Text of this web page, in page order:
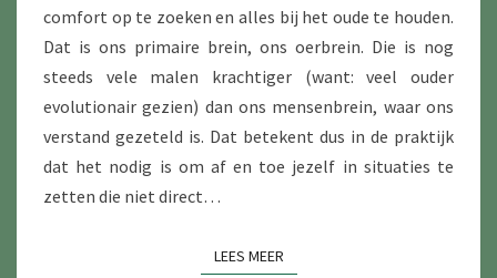
comfort op te zoeken en alles bij het oude te houden.
Dat is ons primaire brein, ons oerbrein. Die is nog
steeds vele malen krachtiger (want: veel ouder
evolutionair gezien) dan ons mensenbrein, waar ons
verstand gezeteld is. Dat betekent dus in de praktijk
dat het nodig is om af en toe jezelf in situaties te
zetten die niet direct…
LEES MEERLEES MEER